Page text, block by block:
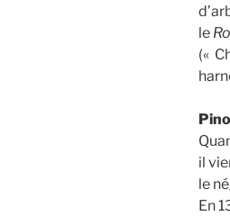
le
(«
il
le
En